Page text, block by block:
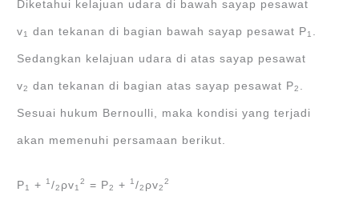
Diketahui kelajuan udara di bawah sayap pesawat
v1 dan tekanan di bagian bawah sayap pesawat P1
Sedangkan kelajuan udara di atas sayap pesawat
v2 dan tekanan di bagian atas sayap pesawat P2
Sesuai hukum Bernoulli, maka kondisi yang terjadi
akan memenuhi persamaan berikut.
P1 + 1/2 ρv1
2 = P2 + 1/2 ρv2
2